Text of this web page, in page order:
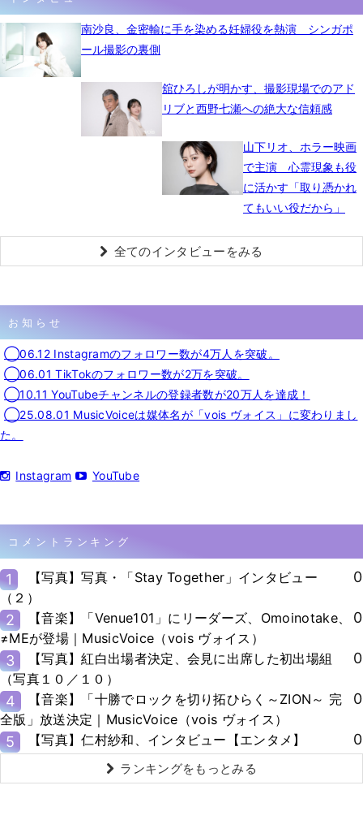
南沙良、金密輸に手を染める妊婦役を熱演 シンガポ
ール撮影の裏側
舘ひろしが明かす、撮影現場でのアド
リブと西野七瀬への絶大な信頼感
山下リオ、ホラー映画
で主演 心霊現象も役
に活かす「取り憑かれ
てもいい役だから」
全てのインタビューをみる
お知らせ
◯06.12 Instagramのフォロワー数が4万人を突破。
◯06.01 TikTokのフォロワー数が2万を突破。
◯10.11 YouTubeチャンネルの登録者数が20万人を達成！
◯25.08.01 MusicVoiceは媒体名が「vois ヴォイス」に変わりまし
た。
Instagram YouTube
コメントランキング
1
【写真】写真・「Stay Together」インタビュー
（２）
0
2
【音楽】「Venue101」にリーダーズ、Omoinotake、
≠MEが登場｜MusicVoice（vois ヴォイス）
0
3
【写真】紅白出場者決定、会見に出席した初出場組
（写真１０／１０）
0
4
【音楽】「十勝でロックを切り拓ひらく～ZION～ 完
全版」放送決定｜MusicVoice（vois ヴォイス）
0
5 【写真】仁村紗和、インタビュー【エンタメ】 0
ランキングをもっとみる